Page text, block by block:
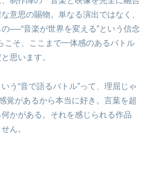
意思の賜物。単なる演出ではなく、
──“音楽が世界を変える”という信念
こそ、ここまで一体感のあるバトル
思います。
う“音で語るバトル”って、理屈じゃ
覚があるから本当に好き。言葉を超
かがある。それを感じられる作品
ん。